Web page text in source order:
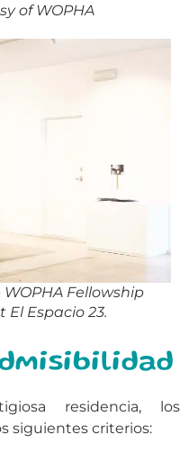
of WOPHA
Fellowship
Espacio 23.
residencia, los
siguientes criterios: